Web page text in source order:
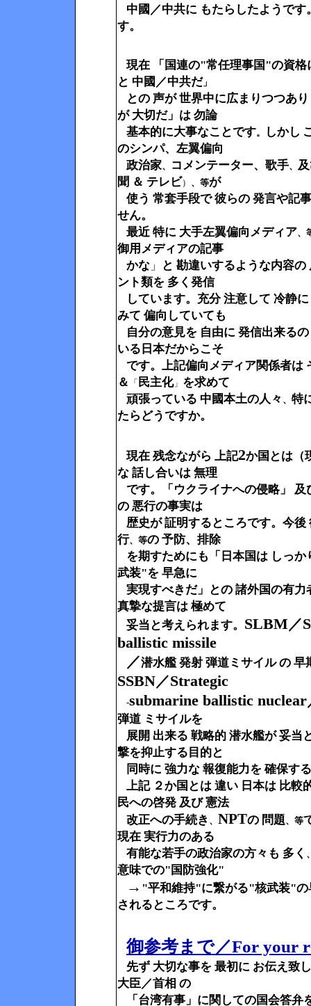
中國／中共に もたらしたようで
す。
現在 「国連の"常任理事国"の資
と 中國／中共だ 」
との 声が 世界中に広まりつつあ
が 大切だ」は 勿論
基本的に大事なことです。 しかし
のシンパ、左翼偏向
政治家、 コメンテーター、 歌手、
聞 ＆ テレビ） 、等が
使う 常套手段で 彼らの 発言や記
せん。
最近 特に 大手左翼偏向メディア、
御用メディアの記事
かな 」
と 勘違いするような内容
ント類を 多く発信
しています。充分 注意して 冷静
みて 偏向していても
自分の意見を 自由に 発信出来る
いる日本だからこそ
です。上記偏向メディア関係者は
＆ 「 民主化」 を求めて
頑張っている 中國本土の人々 、 特
たらどうですか。
現在 残念ながら 上記2か国とは（
な 話し合いは 無理
です。「ウクライナへの侵略」
の 悪行の事実は
歴史が 証明するところです。今
行、等の 予防、排除
を期すためにも「日本国は しっ
武装"を 早急に
実現すべきだ」との 諸外国の有
真摯な提言は 極めて
妥当と考えられます。 SLBM／
ballistic missile
／潜水艦 発射 弾道ミサイル の
SSBN／Strategic
-submarine ballistic nuclear
弾道 ミサイルを
展開 出来る 戦略的 潜水艦が 妥当
撃を抑止する目的と
同時に 強力な 報復能力を 確保す
上記 ２か国とは 違い 日本は 比較
民への啓発 及び 憲法
改正への手続き 、 NPTの 問題、等
現在 実行力のある
有能な若手の政治家の方々も 多く
意味での"国防強化"
→ "平和維持"に繋がる"核武装"の
されるところです。
御参考まで／For your
先ず 大切な事を 最初に お伝え致
大臣／首相 の
「台湾有事」に関しての国会答